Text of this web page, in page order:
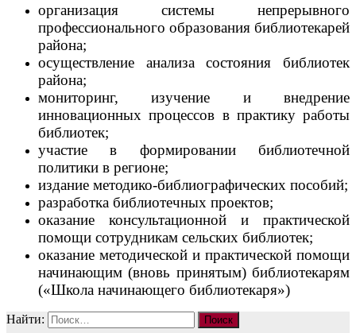
организация системы непрерывного
профессионального образования библиотекарей
района;
осуществление анализа состояния библиотек
района;
мониторинг, изучение и внедрение
инновационных процессов в практику работы
библиотек;
участие в формировании библиотечной
политики в регионе;
издание методико-библиографических пособий;
разработка библиотечных проектов;
оказание консультационной и практической
помощи сотрудникам сельских библиотек;
оказание методической и практической помощи
начинающим (вновь принятым) библиотекарям
(«Школа начинающего библиотекаря»)
Найти: